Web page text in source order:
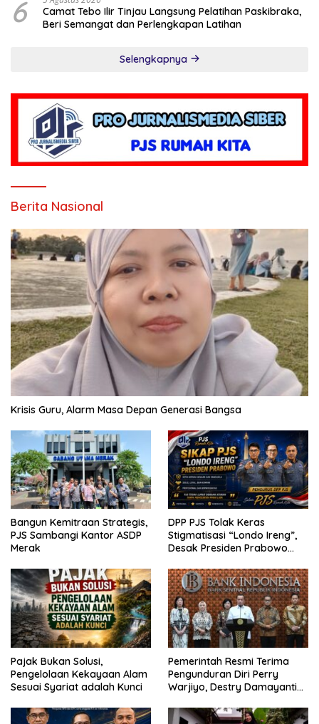
6
Camat Tebo Ilir Tinjau Langsung Pelatihan Paskibraka,
Beri Semangat dan Perlengkapan Latihan
Selengkapnya
Berita Nasional
Krisis Guru, Alarm Masa Depan Generasi Bangsa
Bangun Kemitraan Strategis,
PJS Sambangi Kantor ASDP
Merak
DPP PJS Tolak Keras
Stigmatisasi “Londo Ireng”,
Desak Presiden Prabowo
Maaf
Pajak Bukan Solusi,
Pengelolaan Kekayaan Alam
Sesuai Syariat adalah Kunci
Pemerintah Resmi Terima
Pengunduran Diri Perry
Warjiyo, Destry Damayanti
Sementara